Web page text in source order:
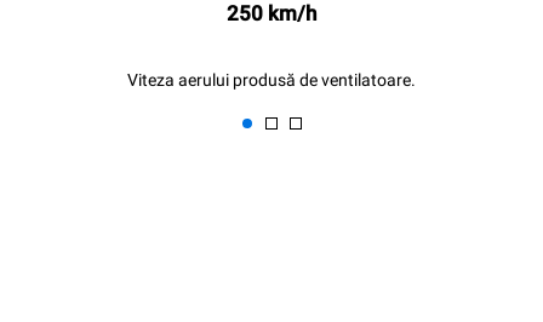
250 km/h
Viteza aerului produsă de ventilatoare.